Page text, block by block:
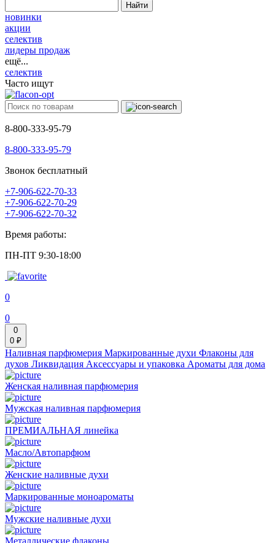
Найти
новинки
акции
селектив
лидеры продаж
ещё...
селектив
Часто ищут
8-800-333-95-79
8-800-333-95-79
Звонок бесплатный
+7-906-622-70-33
+7-906-622-70-29
+7-906-622-70-32
Время работы:
ПН-ПТ 9:30-18:00
0
0
0
0 ₽
Наливная парфюмерия Маркированные духи Флаконы для
духов Ликвидация Аксессуары и упаковка Ароматы для дома
Женская наливная парфюмерия
Мужская наливная парфюмерия
ПРЕМИАЛЬНАЯ линейка
Масло/Автопарфюм
Женские наливные духи
Маркированные моноароматы
Мужские наливные духи
Металлические флаконы